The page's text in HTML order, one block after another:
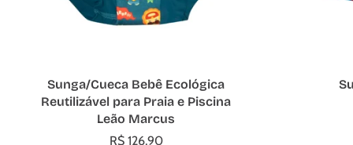
Sunga/Cueca Bebê Ecológica
Reutilizável para Praia e Piscina
Leão Marcus
R$ 126,90